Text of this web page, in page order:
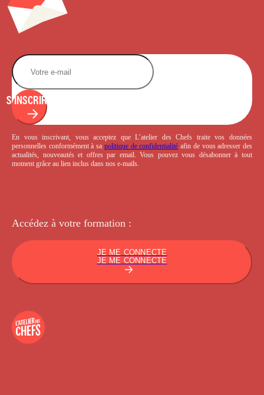
S'INSCRIRE
En vous inscrivant, vous acceptez que L’atelier des Chefs traite vos données
personnelles conformément à sa politique de confidentialité afin de vous adresser des
actualités, nouveautés et offres par email. Vous pouvez vous désabonner à tout
moment grâce au lien inclus dans nos e-mails.
Accédez à votre formation :
JE ME CONNECTE
JE ME CONNECTE